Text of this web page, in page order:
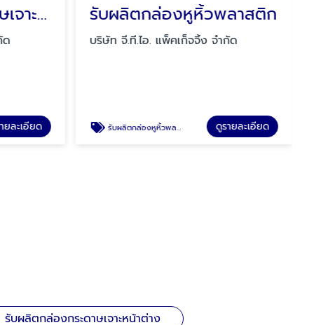
รับผลิตกล่องกระดาษเจาะหน้าต่าง
ด
ยละเอียด
รับผลิตกล่องหูหิ้วพลาสติก
บริษัท จี.ที.ไอ. แพ็คเก็จจิ้ง จำกัด
รับผลิตกล่องหูหิ้วพลาสติก ดูรายละเอียด
รับผลิตกล่องกระดาษเจาะหน้าต่าง